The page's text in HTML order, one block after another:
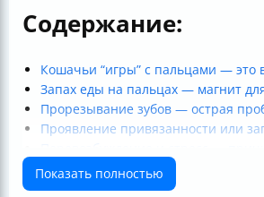
Содержание:
Кошачьи “игры” с пальцами — это
Запах еды на пальцах — магнит
Прорезывание зубов — острая
Проявление привязанности или
укусов
Таблица основных причин укусов
Показать полностью